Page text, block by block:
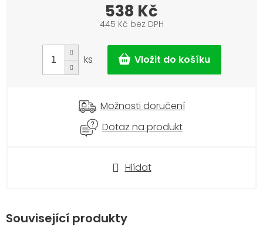
Hlídat
538 Kč
445 Kč bez DPH
cena:
ks
Možnosti doručení
Dotaz na produkt
Související produkty